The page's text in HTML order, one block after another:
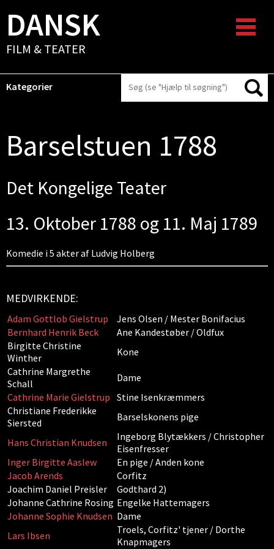
DANSK
FILM & TEATER
Kategorier
Barselstuen 1788
Det Kongelige Teater
13. Oktober 1788 og 11. Maj 1789
Komedie i 5 akter af Ludvig Holberg
MEDVIRKENDE:
Adam Gottlob Gielstrup
Jens Olsen / Mester Bonifacius
Bernhard Henrik Beck
Ane Kandestøber / Oldfux
Birgitte Christine
Winther
Kone
Cathrine Margrethe
Schall
Dame
Cathrine Marie Gielstrup Stine Isenkræmmers
Christiane Frederikke
Siersted
Barselskonens pige
Hans Christian Knudsen
Ingeborg Blytækkers / Christopher
Eisenfresser
Inger Birgitte Aaslew
En pige / Anden kone
Jacob Arends
Corfitz
Joachim Daniel Preisler
Godthard 2)
Johanne Cathrine Rosing Engelke Hattemagers
Johanne Sophie Knudsen Dame
Lars Ibsen
Troels, Corfitz' tjener / Dorthe
Knapmagers